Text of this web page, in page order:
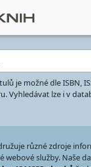
je možné dle ISBN,
Vyhledávat lze i v
různé zdroje
webové služby. Naše